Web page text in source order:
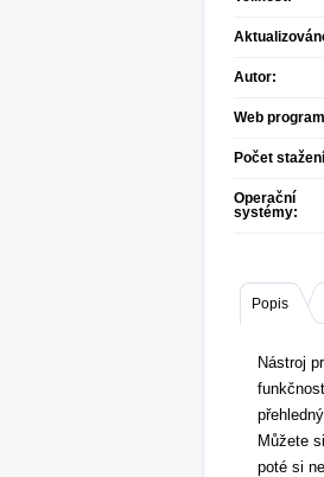
Autor:
Web
Počet
Operační
systémy:
Popis
Nástroj
Můžete
poté si